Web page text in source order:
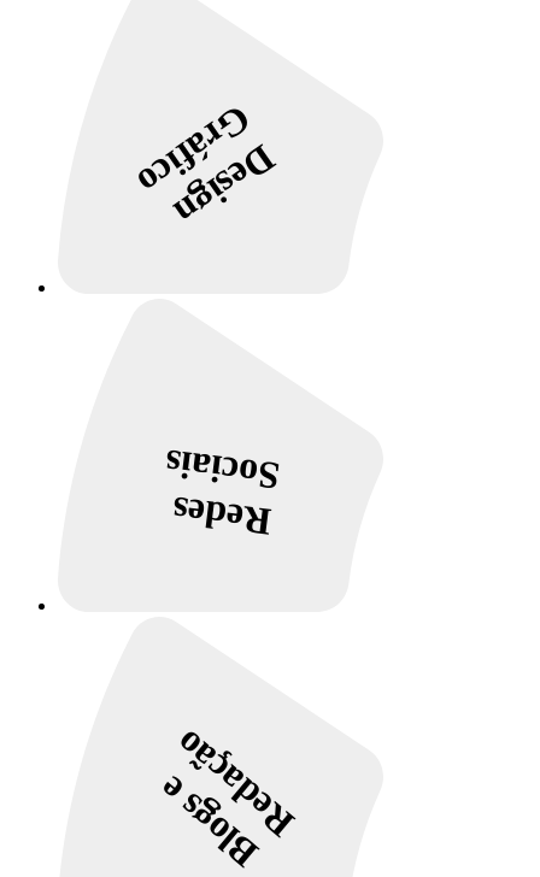
Design
Gráfico
Redes
Sociais
Blogs e
Redação